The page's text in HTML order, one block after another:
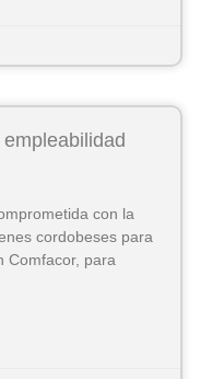
con la
cordobeses para
Comfacor, para